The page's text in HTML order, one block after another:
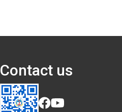
Contact us